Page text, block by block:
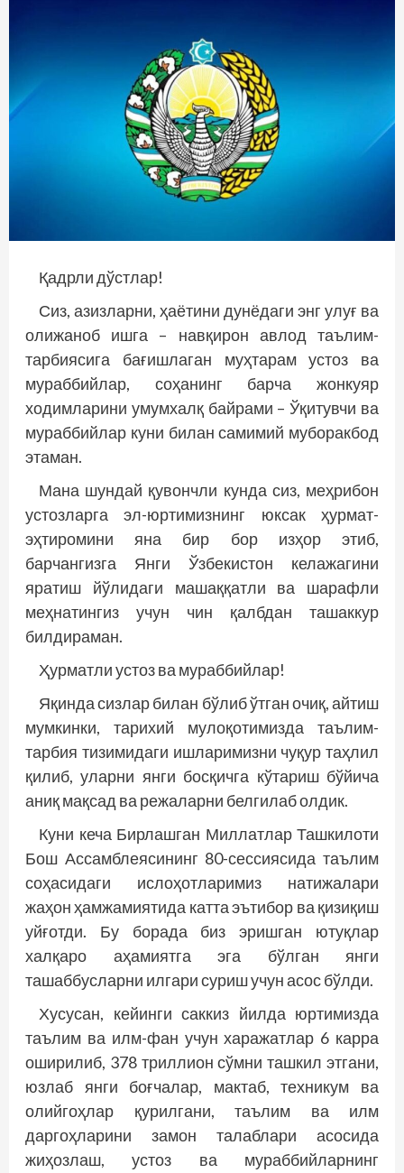
Қадрли дўстлар!
Сиз, азизларни, ҳаётини дунёдаги энг улуғ ва
олижаноб ишга – навқирон авлод таълим-
тарбиясига бағишлаган муҳтарам устоз ва
мураббийлар, соҳанинг барча жонкуяр
ходимларини умумхалқ байрами – Ўқитувчи ва
мураббийлар куни билан самимий муборакбод
этаман.
Мана шундай қувончли кунда сиз, меҳрибон
устозларга эл-юртимизнинг юксак ҳурмат-
эҳтиромини яна бир бор изҳор этиб,
барчангизга Янги Ўзбекистон келажагини
яратиш йўлидаги машаққатли ва шарафли
меҳнатингиз учун чин қалбдан ташаккур
билдираман.
Ҳурматли устоз ва мураббийлар!
Яқинда сизлар билан бўлиб ўтган очиқ, айтиш
мумкинки, тарихий мулоқотимизда таълим-
тарбия тизимидаги ишларимизни чуқур таҳлил
қилиб, уларни янги босқичга кўтариш бўйича
аниқ мақсад ва режаларни белгилаб олдик.
Куни кеча Бирлашган Миллатлар Ташкилоти
Бош Ассамблеясининг 80-сессиясида таълим
соҳасидаги ислоҳотларимиз натижалари
жаҳон ҳамжамиятида катта эътибор ва қизиқиш
уйғотди. Бу борада биз эришган ютуқлар
халқаро аҳамиятга эга бўлган янги
ташаббусларни илгари суриш учун асос бўлди.
Хусусан, кейинги саккиз йилда юртимизда
таълим ва илм-фан учун харажатлар 6 карра
оширилиб, 378 триллион сўмни ташкил этгани,
юзлаб янги боғчалар, мактаб, техникум ва
олийгоҳлар қурилгани, таълим ва илм
даргоҳларини замон талаблари асосида
жиҳозлаш, устоз ва мураббийларнинг